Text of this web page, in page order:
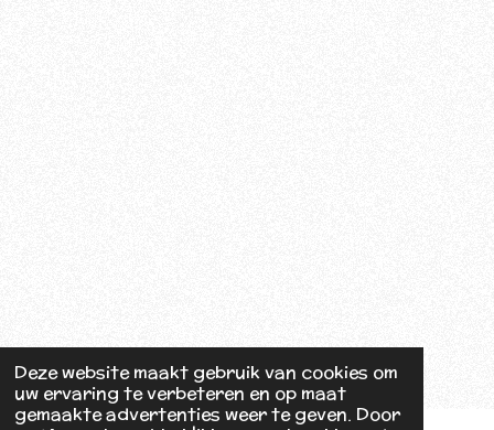
Deze website maakt gebruik van cookies om
uw ervaring te verbeteren en op maat
gemaakte advertenties weer te geven. Door